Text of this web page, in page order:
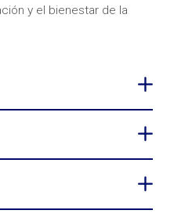
y el bienestar de la